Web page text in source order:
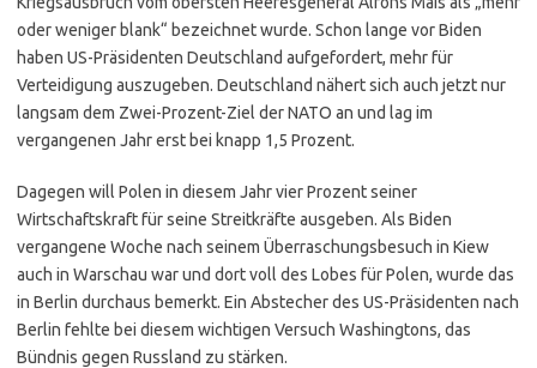
oder weniger blank“ bezeichnet wurde. Schon lange vor Biden
haben US-Präsidenten Deutschland aufgefordert, mehr für
Verteidigung auszugeben. Deutschland nähert sich auch jetzt nur
langsam dem Zwei-Prozent-Ziel der NATO an und lag im
vergangenen Jahr erst bei knapp 1,5 Prozent.
Dagegen will Polen in diesem Jahr vier Prozent seiner
Wirtschaftskraft für seine Streitkräfte ausgeben. Als Biden
vergangene Woche nach seinem Überraschungsbesuch in Kiew
auch in Warschau war und dort voll des Lobes für Polen, wurde das
in Berlin durchaus bemerkt. Ein Abstecher des US-Präsidenten nach
Berlin fehlte bei diesem wichtigen Versuch Washingtons, das
Bündnis gegen Russland zu stärken.